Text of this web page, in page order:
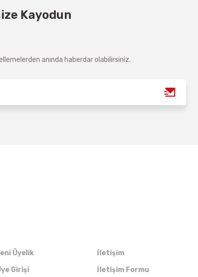
Kayodun
anında haberdar olabilirsiniz.
Üyelik
Girişi
İletişim
İletişim Formu